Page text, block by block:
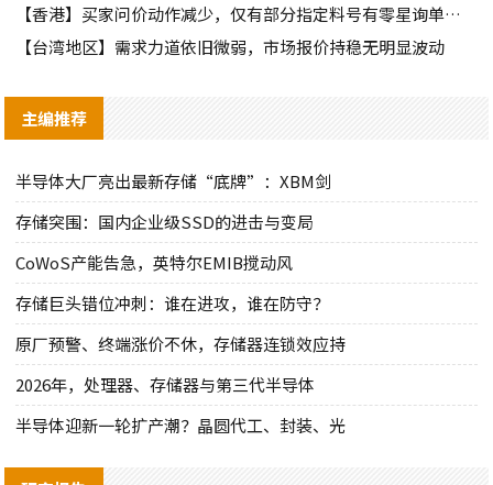
【香港】买家问价动作减少，仅有部分指定料号有零星询单动作
【台湾地区】需求力道依旧微弱，市场报价持稳无明显波动
主编推荐
半导体大厂亮出最新存储“底牌”：XBM剑
存储突围：国内企业级SSD的进击与变局
CoWoS产能告急，英特尔EMIB搅动风
存储巨头错位冲刺：谁在进攻，谁在防守？
原厂预警、终端涨价不休，存储器连锁效应持
2026年，处理器、存储器与第三代半导体
半导体迎新一轮扩产潮？晶圆代工、封装、光